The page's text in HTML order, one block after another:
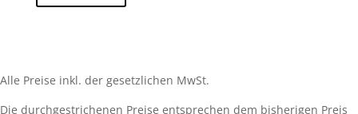
Alle Preise inkl. der gesetzlichen MwSt.
Die durchgestrichenen Preise entsprechen dem bisherigen Preis